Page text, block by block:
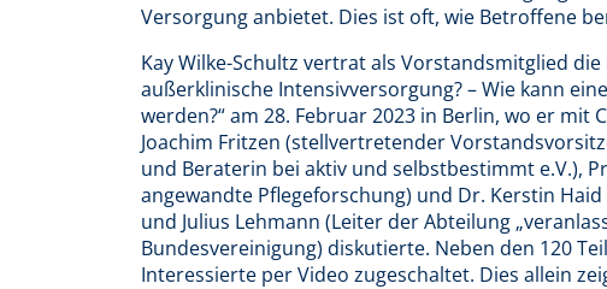
Versorgung anbietet. Dies ist oft, wie Betroffene
Kay Wilke-Schultz vertrat als Vorstandsmitglied
außerklinische Intensivversorgung? – Wie kann
werden?“ am 28. Februar 2023 in Berlin, wo er
Joachim Fritzen (stellvertretender
und Beraterin bei aktiv und selbstbestimmt e.V.),
angewandte Pflegeforschung) und Dr. Kerstin
und Julius Lehmann (Leiter der Abteilung
Bundesvereinigung) diskutierte. Neben den 120
Interessierte per Video zugeschaltet. Dies allein